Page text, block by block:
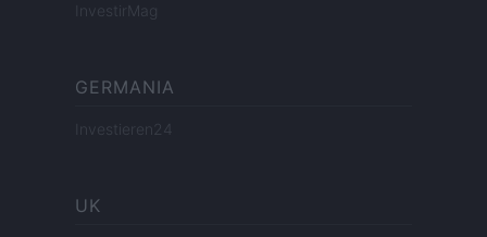
InvestirMag
GERMANIA
Investieren24
UK